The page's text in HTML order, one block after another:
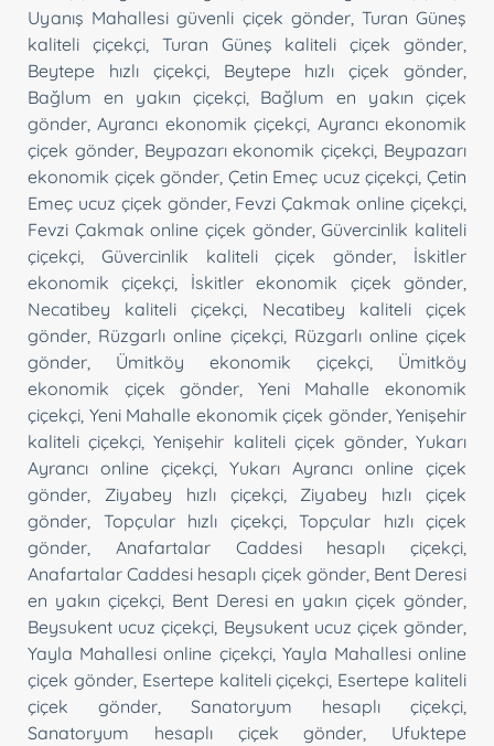
Uyanış Mahallesi güvenli çiçek gönder, Turan Güneş
kaliteli çiçekçi, Turan Güneş kaliteli çiçek gönder
Beytepe hızlı çiçekçi, Beytepe hızlı çiçek gönder
Bağlum en yakın çiçekçi, Bağlum en yakın çiçek
gönder ,Ayrancı ekonomik çiçekçi Ayrancı ekonomik
çiçek gönder, Beypazarı ekonomik çiçekçi Beypazarı
ekonomik çiçek gönder Çetin Emeç ucuz çiçekçi ,Çetin
Emeç ucuz çiçek gönder, Fevzi Çakmak online çiçekçi
Fevzi Çakmak online çiçek gönder,Güvercinlik kaliteli
çiçekçi
Güvercinlik kaliteli çiçek gönder
İskitler
ekonomik çiçekçi
İskitler ekonomik çiçek gönder
Necatibey kaliteli çiçekçi
Necatibey kaliteli çiçek
gönder Rüzgarlı online çiçekçi, Rüzgarlı online çiçek
gönder
Ümitköy ekonomik çiçekçi
Ümitköy
ekonomik çiçek gönder
Yeni Mahalle ekonomik
çiçekçi Yeni Mahalle ekonomik çiçek gönder, Yenişehir
kaliteli çiçekçi ,Yenişehir kaliteli çiçek gönder,Yukarı
Ayrancı online çiçekçi
Yukarı Ayrancı online çiçek
gönder
Ziyabey hızlı çiçekçi, Ziyabey hızlı çiçek
gönder
Topçular hızlı çiçekçi, Topçular hızlı çiçek
gönder
Anafartalar Caddesi hesaplı çiçekçi
Anafartalar Caddesi hesaplı çiçek gönder, Bent Deresi
en yakın çiçekçi, Bent Deresi en yakın çiçek gönder
Beysukent ucuz çiçekçi Beysukent ucuz çiçek gönder
Yayla Mahallesi online çiçekçi, Yayla Mahallesi online
çiçek gönder, Esertepe kaliteli çiçekçi Esertepe kaliteli
çiçek gönder
Sanatoryum hesaplı çiçekçi
Sanatoryum hesaplı çiçek gönder
Ufuktepe